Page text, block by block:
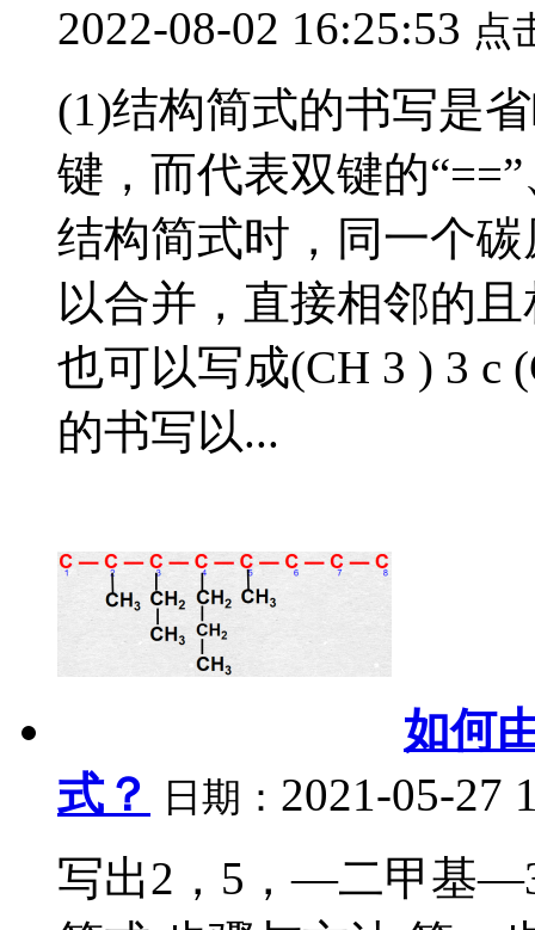
2022-08-02 16:25:53 点
(1)结构简式的书写是
键，而代表双键的
结构简式时，同一个
以合并，直接相邻的
也可以写成(CH 3 ) 3 c
的书写以...
如何
式？
日期： 2021-05-27
写出2，5，—二甲基